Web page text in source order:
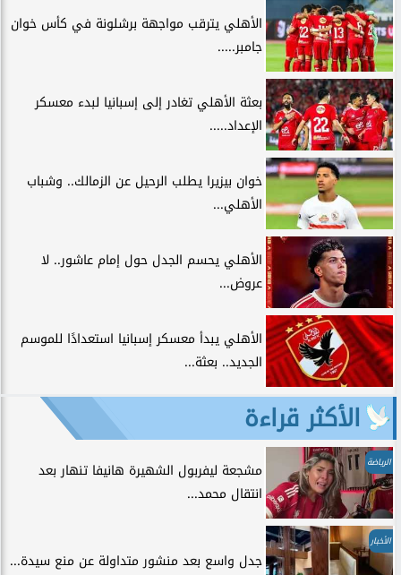
الأهلي يترقب مواجهة برشلونة في كأس خوان
جامبر.....
بعثة الأهلي تغادر إلى إسبانيا لبدء معسكر
الإعداد.....
خوان بيزيرا يطلب الرحيل عن الزمالك.. وشباب
الأهلي...
الأهلي يحسم الجدل حول إمام عاشور.. لا
عروض...
الأهلي يبدأ معسكر إسبانيا استعدادًا للموسم
الجديد.. بعثة...
الأكثر قراءة
الرياضة
مشجعة ليفربول الشهيرة هانيفا تنهار بعد
انتقال محمد...
الأخبار
جدل واسع بعد منشور متداولة عن منع سيدة...